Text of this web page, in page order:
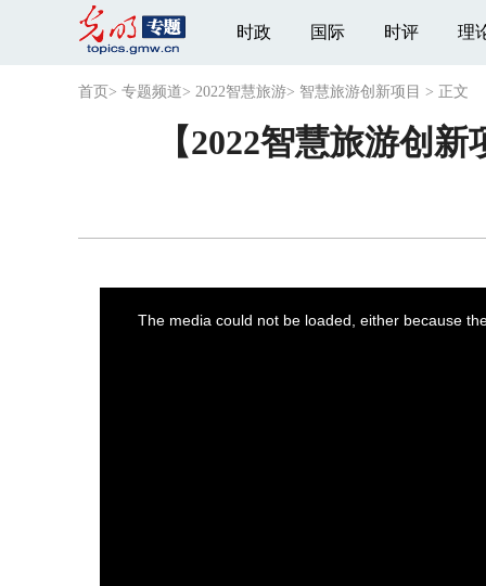
时政 国际 时评 理
首页 > 专题频道> 2022智慧旅游> 智慧旅游创新项目 > 正文
【2022智慧旅游创
The media could not be loaded, either because